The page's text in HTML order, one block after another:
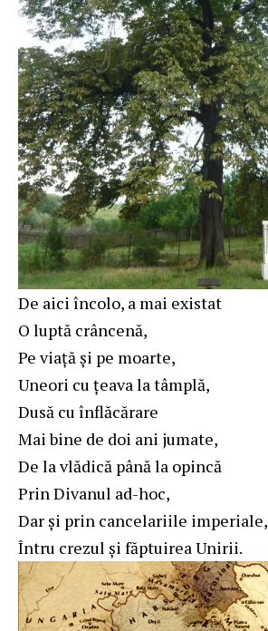
De aici încolo, a mai existat
O luptă crâncenă,
Pe viaţă şi pe moarte,
Uneori cu ţeava la tâmplă,
Dusă cu înflăcărare
Mai bine de doi ani jumate,
De la vlădică până la opincă
Prin Divanul ad-hoc,
Dar şi prin cancelariile imperiale,
Întru crezul şi făptuirea Unirii.